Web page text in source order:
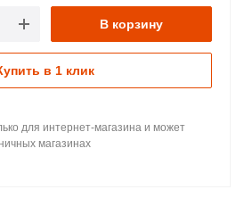
В корзину
в 1 клик
для интернет-магазина и может
магазинах